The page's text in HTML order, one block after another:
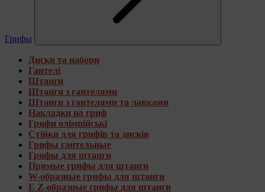
Грифы
Диски та набори
Гантелі
Штанги
Штанги з гантелями
Штанги з гантелями та лавками
Накладки на гриф
Грифи олімпійські
Стійки для грифів та дисків
Грифы гантельные
Грифы для штанги
Прямые грифы для штанги
W-образные грифы для штанги
E Z-образные грифы для штанги